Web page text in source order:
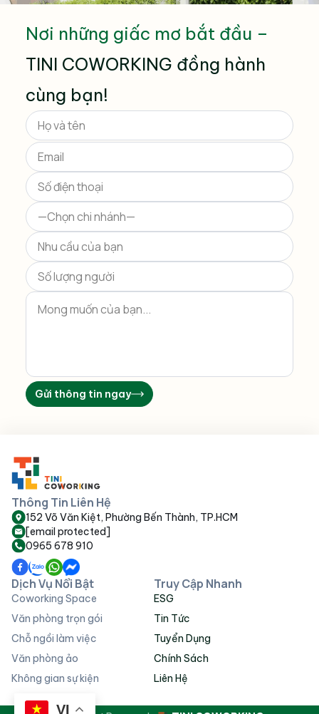
Nơi những giấc mơ bắt đầu –
TINI COWORKING đồng hành
cùng bạn!
Please
leave
this
field
empty.
Gửi thông tin ngay
Dịch Vụ Nổi Bật
Coworking Space
Văn phòng trọn gói
Chỗ ngồi làm việc
Văn phòng ảo
Không gian sự kiện
Thông Tin Liên Hệ
152 Võ Văn Kiệt, Phường Bến Thành, TP.HCM
[email protected]
0965 678 910
Truy Cập Nhanh
ESG
Tin Tức
Tuyển Dụng
Chính Sách
Liên Hệ
VI